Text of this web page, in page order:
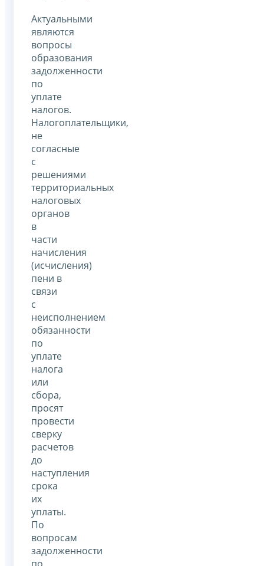
Актуальными
являются
вопросы
образования
задолженности
по
уплате
налогов.
Налогоплательщики,
не
согласные
с
решениями
территориальных
налоговых
органов
в
части
начисления
(исчисления)
пени в
связи
с
неисполнением
обязанности
по
уплате
налога
или
сбора,
просят
провести
сверку
расчетов
до
наступления
срока
их
уплаты.
По
вопросам
задолженности